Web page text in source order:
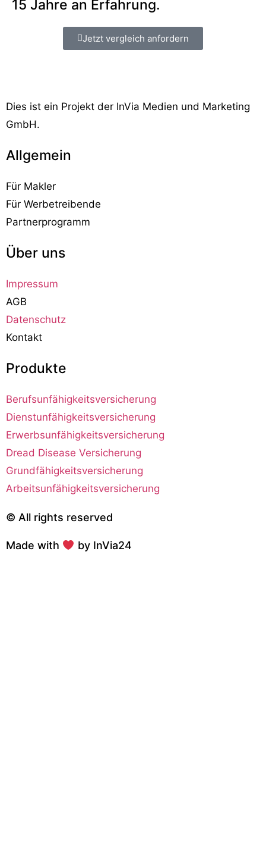
15 Jahre an Erfahrung.
Jetzt vergleich anfordern
Dies ist ein Projekt der InVia Medien und Marketing
GmbH.
Allgemein
Für Makler
Für Werbetreibende
Partnerprogramm
Über uns
Impressum
AGB
Datenschutz
Kontakt
Produkte
Berufsunfähigkeitsversicherung
Dienstunfähigkeitsversicherung
Erwerbsunfähigkeitsversicherung
Dread Disease Versicherung
Grundfähigkeitsversicherung
Arbeitsunfähigkeitsversicherung
© All rights reserved
Made with by InVia24